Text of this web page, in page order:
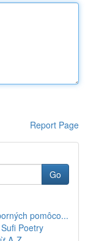
Report Page
Go
pomôco...
Poetry